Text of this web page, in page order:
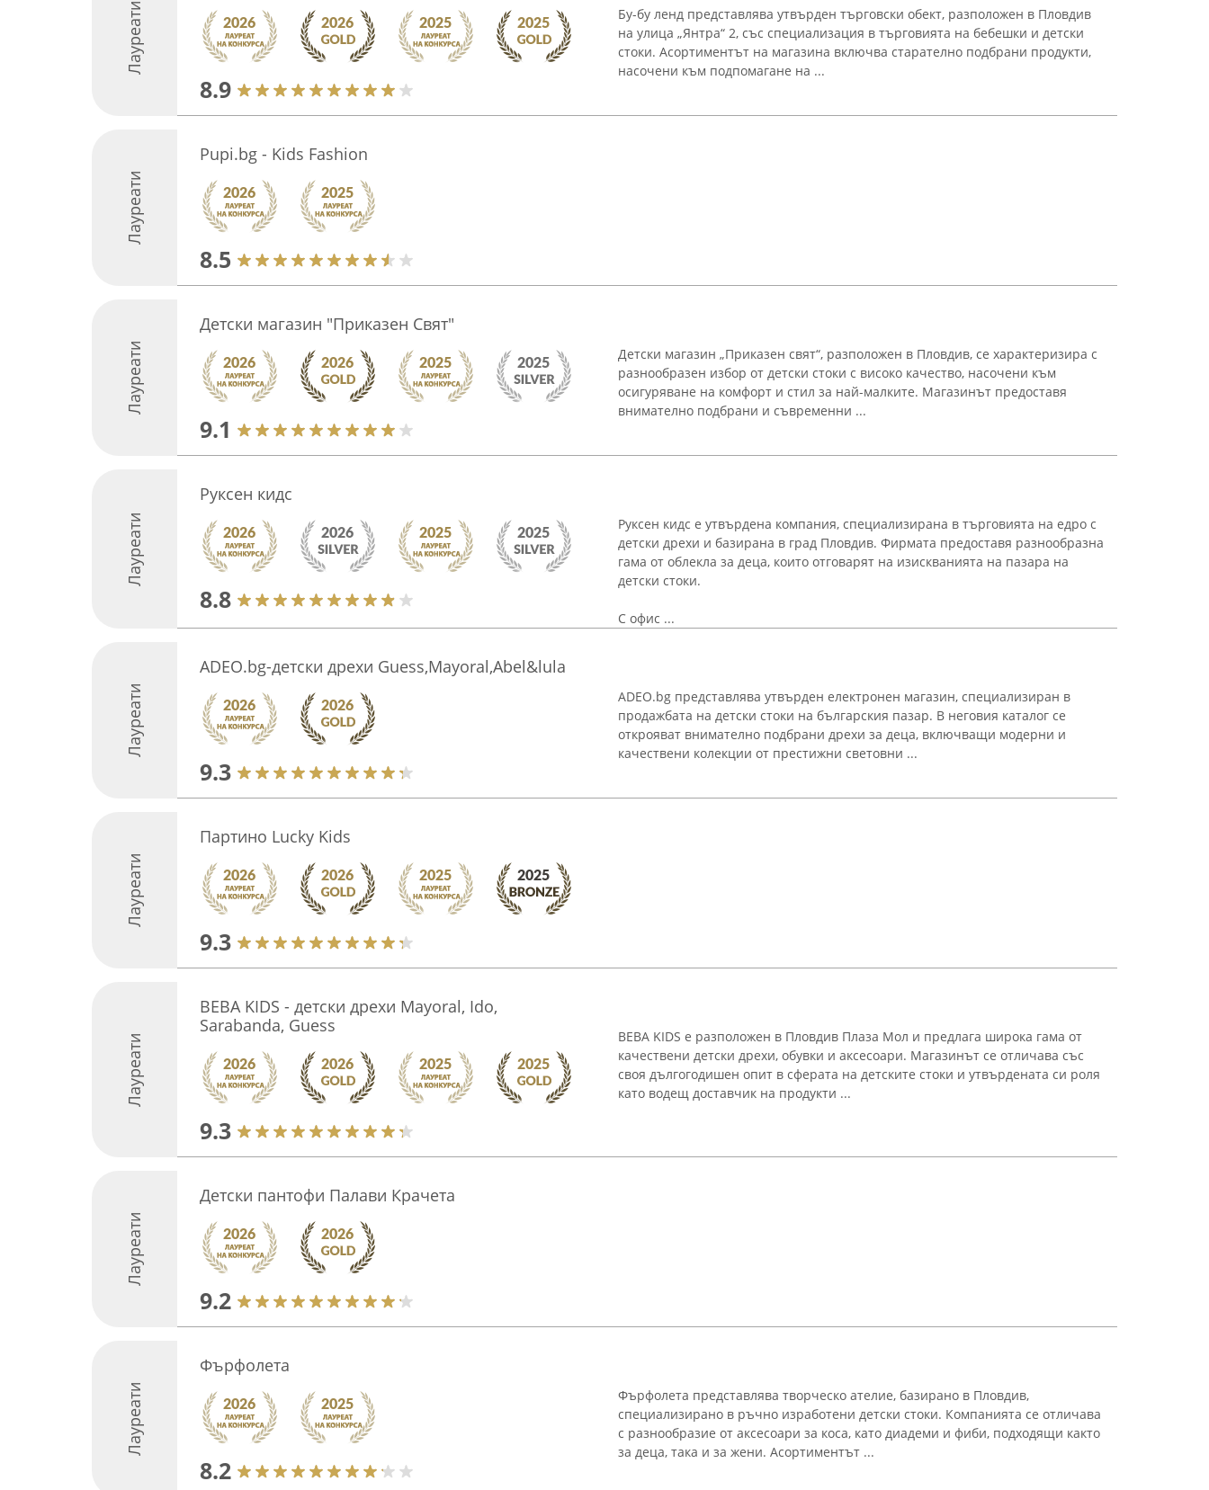
Лауреати
8.9
Бу-бу ленд представлява утвърден търговски обект, разположен в Пловдив
на улица „Янтра“ 2, със специализация в търговията на бебешки и детски
стоки. Асортиментът на магазина включва старателно подбрани продукти,
насочени към подпомагане на ...
Лауреати
Pupi.bg - Kids Fashion
8.5
Лауреати
Детски магазин "Приказен Свят"
9.1
Детски магазин „Приказен свят“, разположен в Пловдив, се характеризира с
разнообразен избор от детски стоки с високо качество, насочени към
осигуряване на комфорт и стил за най-малките. Магазинът предоставя
внимателно подбрани и съвременни ...
Лауреати
Руксен кидс
8.8
Руксен кидс е утвърдена компания, специализирана в търговията на едро с
детски дрехи и базирана в град Пловдив. Фирмата предоставя разнообразна
гама от облекла за деца, които отговарят на изискванията на пазара на
детски стоки.
С офис ...
Лауреати
ADEO.bg-детски дрехи Guess,Mayoral,Abel&lula
9.3
ADEO.bg представлява утвърден електронен магазин, специализиран в
продажбата на детски стоки на българския пазар. В неговия каталог се
открояват внимателно подбрани дрехи за деца, включващи модерни и
качествени колекции от престижни световни ...
Лауреати
Партино Lucky Kids
9.3
Лауреати
BEBA KIDS - детски дрехи Mayoral, Ido,
Sarabanda, Guess
9.3
BEBA KIDS е разположен в Пловдив Плаза Мол и предлага широка гама от
качествени детски дрехи, обувки и аксесоари. Магазинът се отличава със
своя дългогодишен опит в сферата на детските стоки и утвърдената си роля
като водещ доставчик на продукти ...
Лауреати
Детски пантофи Палави Крачета
9.2
Лауреати
Фърфолета
8.2
Фърфолета представлява творческо ателие, базирано в Пловдив,
специализирано в ръчно изработени детски стоки. Компанията се отличава
с разнообразие от аксесоари за коса, като диадеми и фиби, подходящи както
за деца, така и за жени. Асортиментът ...